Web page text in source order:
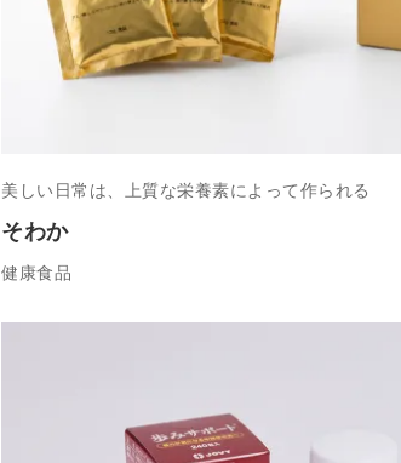
そわか
美しい日常は、上質な栄養素によって作られる
健康食品